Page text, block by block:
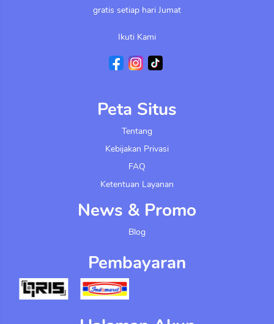
gratis setiap hari Jumat
Ikuti Kami
Peta Situs
Tentang
Kebijakan Privasi
FAQ
Ketentuan Layanan
News & Promo
Blog
Pembayaran